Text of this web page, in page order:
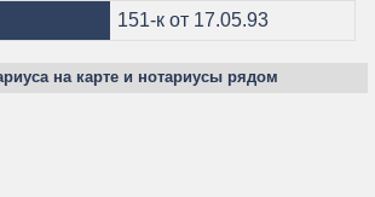
151-к от 17.05.93
на карте и нотариусы рядом